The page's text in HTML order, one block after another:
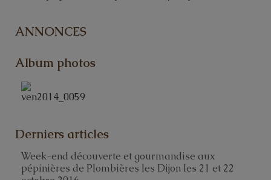
ANNONCES
Album photos
Derniers articles
Week-end découverte et gourmandise aux
pépinières de Plombières les Dijon les 21 et 22